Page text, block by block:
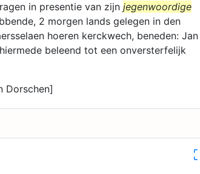
in presentie van zijn jegenwoordige
2 morgen lands gelegen in den
hoeren kerckwech, beneden: Jan
beleend tot een onversterfelijk
Dorschen]